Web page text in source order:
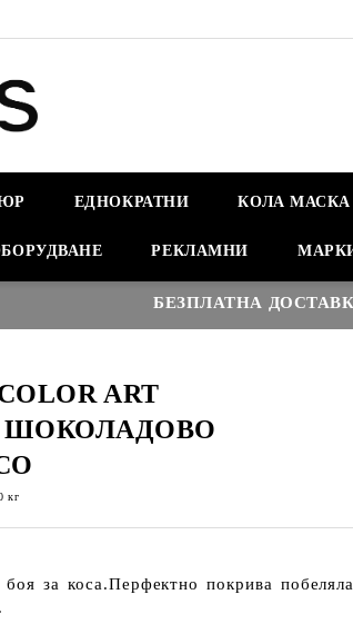
ЕДНОКРАТНИ КОЛА МАСКА
РЕКЛАМНИ
БЕЗПЛАТНА ДОСТАВКА
ART
- ШОКОЛАДОВО
кг
за коса.Перфектно покрива